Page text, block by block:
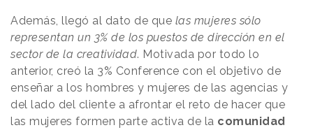
Además, llegó al dato de que las mujeres sólo
representan un 3% de los puestos de dirección en el
sector de la creatividad. Motivada por todo lo
anterior, creó la 3% Conference con el objetivo de
enseñar a los hombres y mujeres de las agencias y
del lado del cliente a afrontar el reto de hacer que
las mujeres formen parte activa de la comunidad